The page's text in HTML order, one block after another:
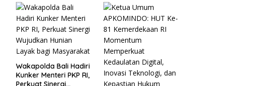
Minggu
Wakapolda Bali Hadiri
Kunker Menteri PKP RI,
Perkuat Sinergi